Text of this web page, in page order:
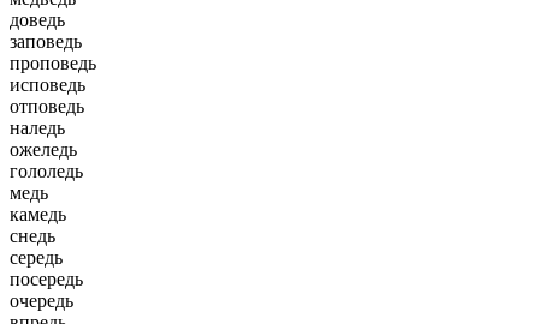
доведь
заповедь
проповедь
исповедь
отповедь
наледь
ожеледь
гололедь
медь
камедь
снедь
середь
посередь
очередь